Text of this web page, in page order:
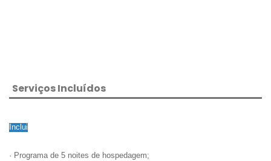
Serviços Incluídos
Inclui
· Programa de 5 noites de hospedagem;